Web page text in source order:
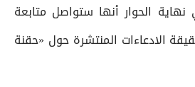
الحوار أنها ستواصل متابعة
الادعاءات المنتشرة حول «حقنة